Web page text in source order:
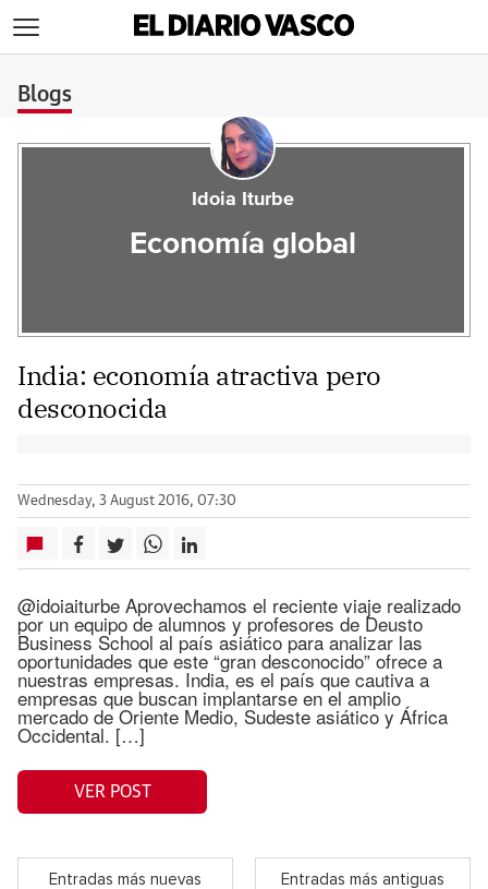
Blogs
Idoia Iturbe
Economía global
India: economía atractiva pero
desconocida
Wednesday, 3 August 2016, 07:30
@idoiaiturbe Aprovechamos el reciente viaje realizado
por un equipo de alumnos y profesores de Deusto
Business School al país asiático para analizar las
oportunidades que este “gran desconocido” ofrece a
nuestras empresas. India, es el país que cautiva a
empresas que buscan implantarse en el amplio
mercado de Oriente Medio, Sudeste asiático y África
Occidental. […]
VER POST
Entradas más nuevas Entradas más antiguas